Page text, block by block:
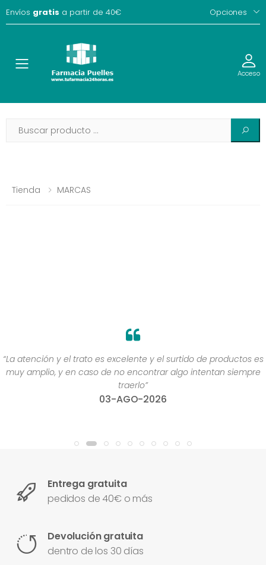
Envíos gratis a partir de 40€ Opciones
Toggle Acceso
Tienda MARCAS
“La atención y el trato es excelente y el surtido de productos es
muy amplio, y en caso de no encontrar algo intentan siempre
traerlo”
03-AGO-2026
Entrega gratuita
pedidos de 40€ o más
Devolución gratuita
dentro de los 30 días